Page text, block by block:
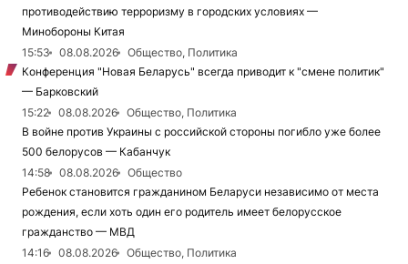
противодействию терроризму в городских условиях —
Минобороны Китая
15:53
08.08.2026
Общество, Политика
Конференция "Новая Беларусь" всегда приводит к "смене политик"
— Барковский
15:22
08.08.2026
Общество, Политика
В войне против Украины с российской стороны погибло уже более
500 белорусов — Кабанчук
14:58
08.08.2026
Общество
Ребенок становится гражданином Беларуси независимо от места
рождения, если хоть один его родитель имеет белорусское
гражданство — МВД
14:16
08.08.2026
Общество, Политика